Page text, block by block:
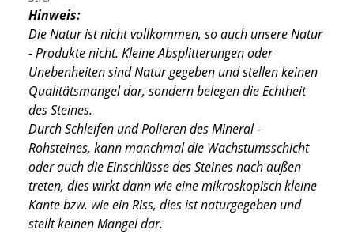
Hinweis:
Die Natur ist nicht vollkommen, so auch unsere Natur
- Produkte nicht. Kleine Absplitterungen oder
Unebenheiten sind Natur gegeben und stellen keinen
Qualitätsmangel dar, sondern belegen die Echtheit
des Steines.
Durch Schleifen und Polieren des Mineral -
Rohsteines, kann manchmal die Wachstumsschicht
oder auch die Einschlüsse des Steines nach außen
treten, dies wirkt dann wie eine mikroskopisch kleine
Kante bzw. wie ein Riss, dies ist naturgegeben und
stellt keinen Mangel dar.